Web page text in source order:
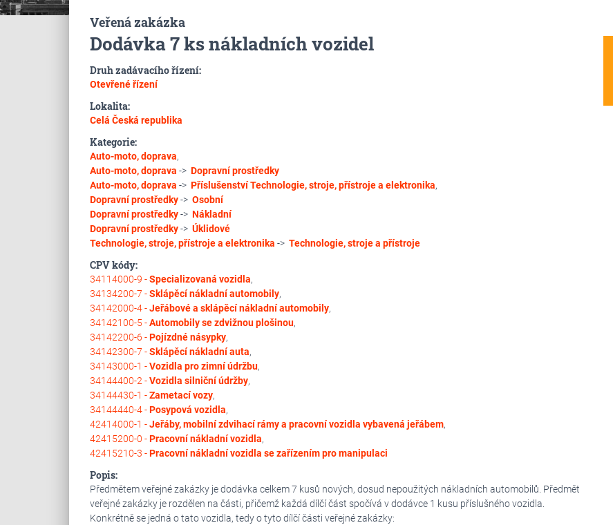
Veřená zakázka
Dodávka 7 ks nákladních vozidel
Druh zadávacího řízení:
Otevřené řízení
Lokalita:
Celá Česká republika
Kategorie:
Auto-moto, doprava,
Auto-moto, doprava -> Dopravní prostředky
Auto-moto, doprava -> Příslušenství Technologie, stroje, přístroje a elektronika,
Dopravní prostředky-> Osobní
Dopravní prostředky-> Nákladní
Dopravní prostředky-> Úklidové
Technologie, stroje, přístroje a elektronika -> Technologie, stroje a přístroje
CPV kódy:
34114000-9 -Specializovaná vozidla,
34134200-7 -Sklápěcí nákladní automobily,
34142000-4 -Jeřábové a sklápěcí nákladní automobily,
34142100-5 -Automobily se zdvižnou plošinou,
34142200-6 -Pojízdné násypky,
34142300-7 -Sklápěcí nákladní auta,
34143000-1 -Vozidla pro zimní údržbu,
34144400-2 -Vozidla silniční údržby,
34144430-1 -Zametací vozy,
34144440-4 -Posypová vozidla,
42414000-1 -Jeřáby, mobilní zdvihací rámy a pracovní vozidla vybavená jeřábem,
42415200-0 -Pracovní nákladní vozidla,
42415210-3 -Pracovní nákladní vozidla se zařízením pro manipulaci
Popis:
Předmětem veřejné zakázky je dodávka celkem 7 kusů nových, dosud nepoužitých nákladních automobilů. Předmět
veřejné zakázky je rozdělen na části, přičemž každá dílčí část spočívá v dodávce 1 kusu příslušného vozidla.
Konkrétně se jedná o tato vozidla, tedy o tyto dílčí části veřejné zakázky: